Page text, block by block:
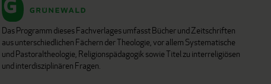
Das Programm dieses Fachverlages umfasst Bücher und Zeitschriften
aus unterschiedlichen Fächern der Theologie, vor allem Systematische
und Pastoraltheologie, Religionspädagogik sowie Titel zu interreligiösen
und interdisziplinären Fragen.